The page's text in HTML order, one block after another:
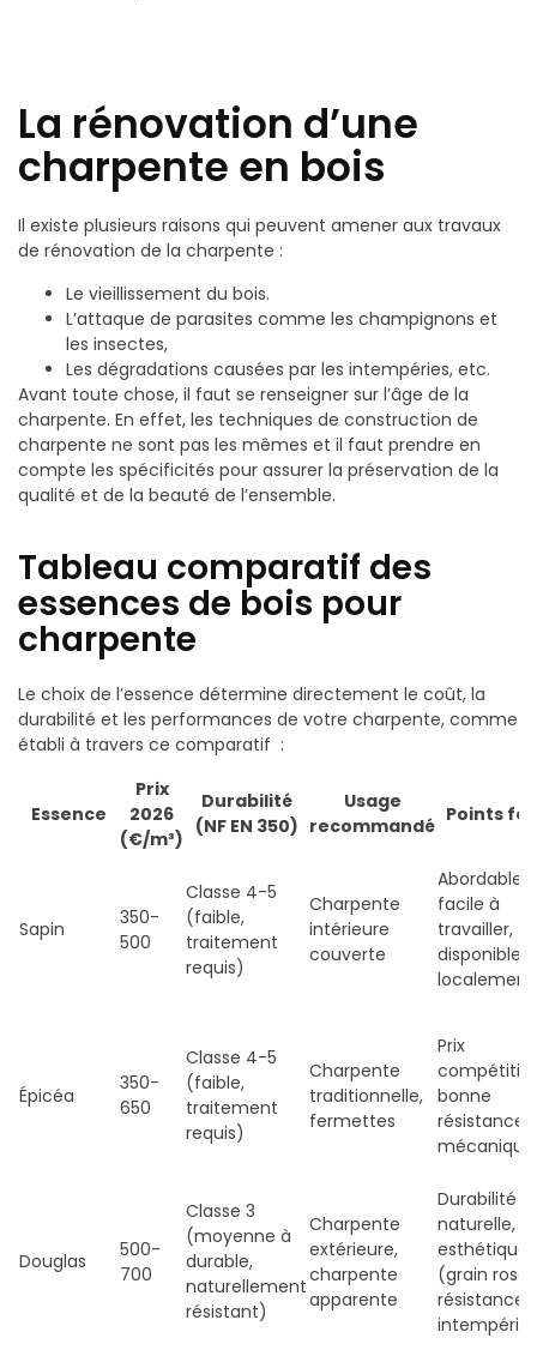
La rénovation d’une
charpente en bois
Il existe plusieurs raisons qui peuvent amener aux travaux
de rénovation de la charpente :
Le vieillissement du bois.
L’attaque de parasites comme les champignons et
les insectes,
Les dégradations causées par les intempéries, etc.
Avant toute chose, il faut se renseigner sur l’âge de la
charpente. En effet, les techniques de construction de
charpente ne sont pas les mêmes et il faut prendre en
compte les spécificités pour assurer la préservation de la
qualité et de la beauté de l’ensemble.
Tableau comparatif des
essences de bois pour
charpente
Le choix de l’essence détermine directement le coût, la
durabilité et les performances de votre charpente, comme
établi à travers ce comparatif :
Essence
Prix
2026
(€/m³)
Durabilité
(NF EN 350)
Usage
recommandé Points
Sapin
350-
500
Classe 4-5
(faible,
traitement
requis)
Charpente
intérieure
couverte
Abordable,
facile à
travailler,
disponible
localement
Épicéa
350-
650
Classe 4-5
(faible,
traitement
requis)
Charpente
traditionnelle,
fermettes
Prix
compétitif,
bonne
résistance
mécanique
Douglas
500-
700
Classe 3
(moyenne à
durable,
naturellement
résistant)
Charpente
extérieure,
charpente
apparente
Durabilité
naturelle,
esthétique
(grain
résistance
intempéries